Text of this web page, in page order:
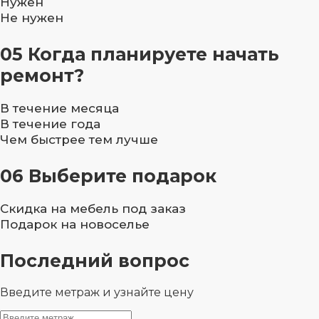
Не нужен
05 Когда планируете начать
ремонт?
В течение месяца
В течение года
Чем быстрее тем лучше
06 Выберите подарок
Скидка на мебель под заказ
Подарок на новоселье
Последний вопрос
Введите метраж и узнайте цену